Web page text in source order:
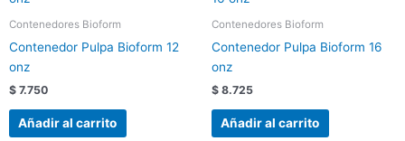
Contenedores Bioform
Contenedor Pulpa Bioform 12
onz
$ 7.750
Añadir al carrito
Contenedores Bioform
Contenedor Pulpa Bioform 16
onz
$ 8.725
Añadir al carrito